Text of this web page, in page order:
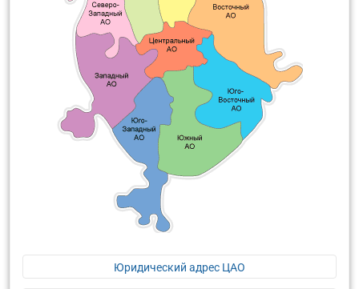
Юридический адрес ЦАО